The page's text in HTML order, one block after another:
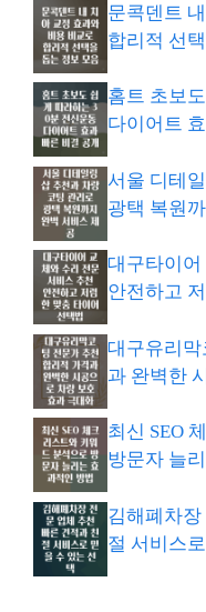
문콕덴트
합리적 선
홈트 초보
다이어트
서울 디테
광택 복원
대구타이어
안전하고
대구유리막
과 완벽한
최신 SEO
방문자 늘
김해폐차장
절 서비스